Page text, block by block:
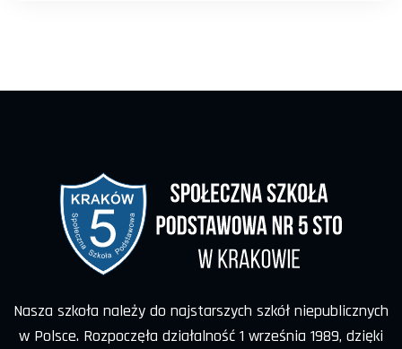
Nasza szkoła należy do najstarszych szkół niepublicznych
w Polsce. Rozpoczęła działalność 1 września 1989, dzięki